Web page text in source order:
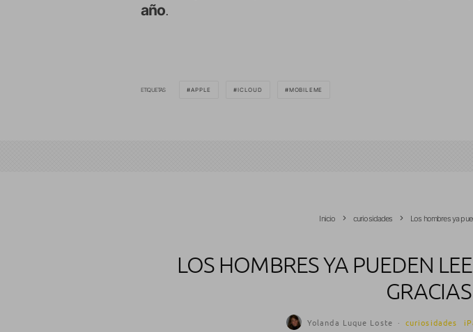
año.
ETIQUETAS APPLE ICLOUD MOBILEME
Inicio curiosidades Los hombres ya
LOS HOMBRES YA PUEDEN
Yolanda Luque Loste · curiosidades